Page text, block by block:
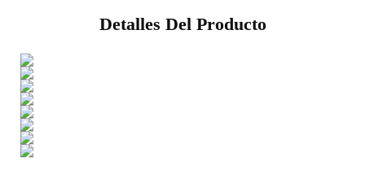
Detalles Del Producto